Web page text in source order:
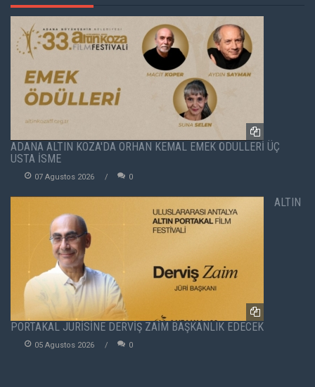
ADANA ALTIN KOZA'DA ORHAN KEMAL EMEK ÖDÜLLERİ ÜÇ
USTA İSME
07 Agustos 2026 0
ALTIN
PORTAKAL JÜRİSİNE DERVİŞ ZAİM BAŞKANLIK EDECEK
05 Agustos 2026 0